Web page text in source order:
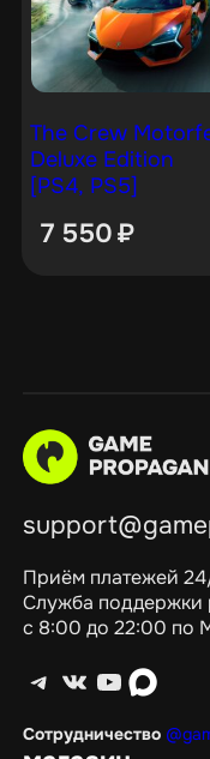
The Crew
Deluxe Edition
[PS4, PS5]
7 550₽
Приём платежей
Служба поддержки
с 8:00 до 22:00 по
Telegram ВКонтакте YouTube max
Сотрудничество